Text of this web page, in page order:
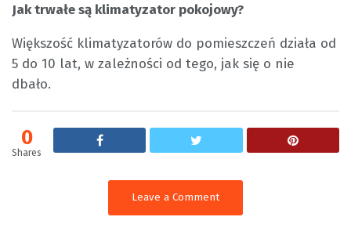
Jak trwałe są klimatyzator pokojowy?
Większość klimatyzatorów do pomieszczeń działa od
5 do 10 lat, w zależności od tego, jak się o nie
dbało.
0
Shares
Leave a Comment